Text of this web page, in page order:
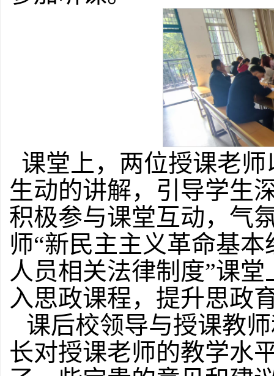
课堂上，两位授课老
生动的讲解，引导学生
积极参与课堂互动，气
师“新民主主义革命基
人员相关法律制度”课
入思政课程，提升思政
课后校领导与授课教
长对授课老师的教学水